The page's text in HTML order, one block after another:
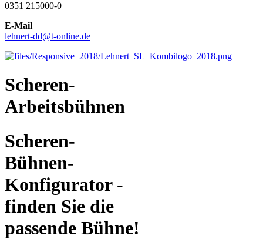
0351 215000-0
E-Mail
lehnert-dd@t-online.de
Scheren-
Arbeitsbühnen
Scheren-
Bühnen-
Konfigurator -
finden Sie die
passende Bühne!